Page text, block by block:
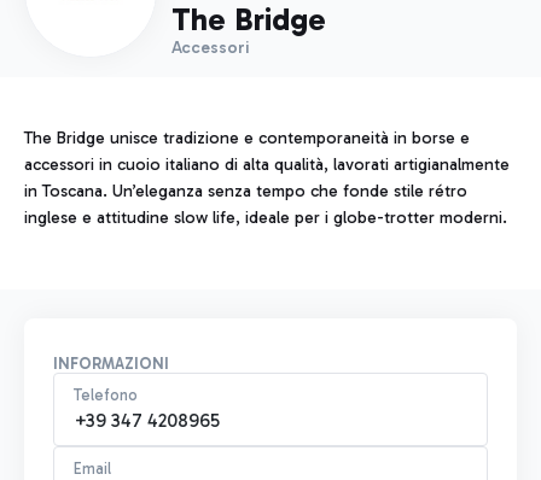
The Bridge
Accessori
The Bridge unisce tradizione e contemporaneità in borse e
accessori in cuoio italiano di alta qualità, lavorati artigianalmente
in Toscana. Un’eleganza senza tempo che fonde stile rétro
inglese e attitudine slow life, ideale per i globe-trotter moderni.
INFORMAZIONI
Telefono
+39 347 4208965
Email